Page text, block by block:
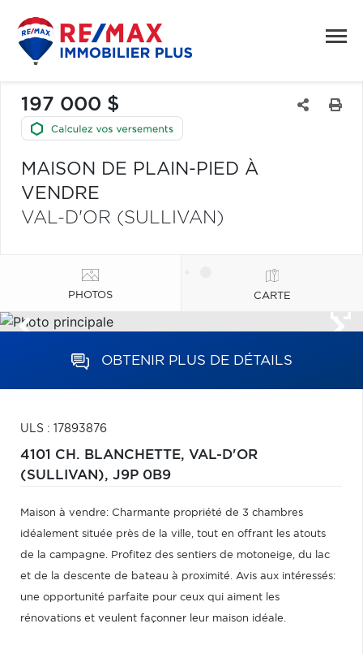
197 000 $
MAISON DE PLAIN-PIED À
VENDRE
VAL-D'OR (SULLIVAN)
PHOTOS CARTE
OBTENIR PLUS DE DÉTAILS
ULS : 17893876
4101 CH. BLANCHETTE, VAL-D'OR
(SULLIVAN), J9P 0B9
Maison à vendre: Charmante propriété de 3 chambres
idéalement située près de la ville, tout en offrant les atouts
de la campagne. Profitez des sentiers de motoneige, du lac
et de la descente de bateau à proximité. Avis aux intéressés:
une opportunité parfaite pour ceux qui aiment les
rénovations et veulent façonner leur maison idéale.